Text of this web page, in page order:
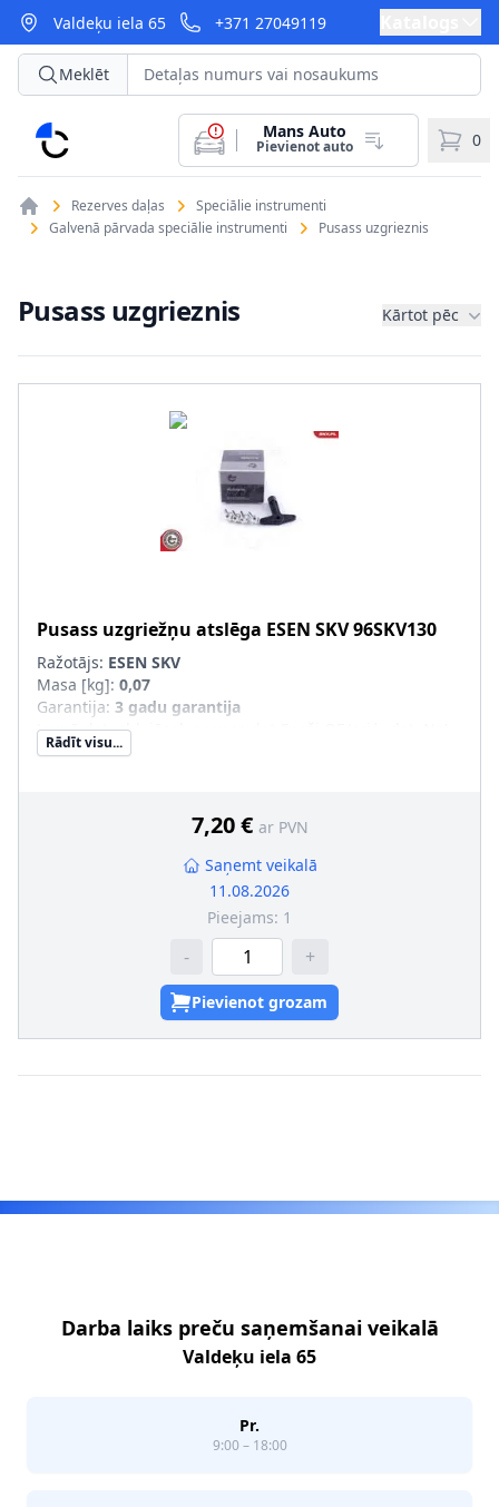
Valdeķu iela 65 +371 27049119
CarParts
Meklēt
Mans Auto
Pievienot auto 0
Rezerves daļas
Speciālie instrumenti
Galvenā pārvada speciālie instrumenti
Pusass uzgrieznis
Pusass uzgrieznis Kārtot pēc
Pusass uzgriežņu atslēga ESEN SKV96SKV130
Ražotājs: ESEN SKV
Masa [kg]: 0,07
Garantija: 3 gadu garantija
Jaunā det. obl. jāsal. ar veco det.(īpaši OE/oriģ. det. Nr.)
Rādīt visu...
7,20 € ar PVN
Saņemt veikalā
11.08.2026
Pieejams: 1
- +
Pievienot grozam
Darba laiks preču saņemšanai veikalā
Valdeķu iela 65
Pr.
9:00 – 18:00